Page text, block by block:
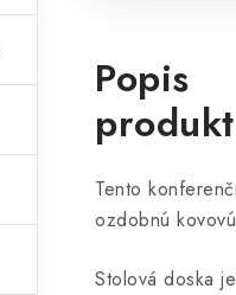
Popis
Tento
ozdobnú
Stolová doska